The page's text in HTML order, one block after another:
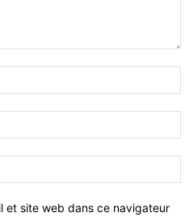
et site web dans ce navigateur